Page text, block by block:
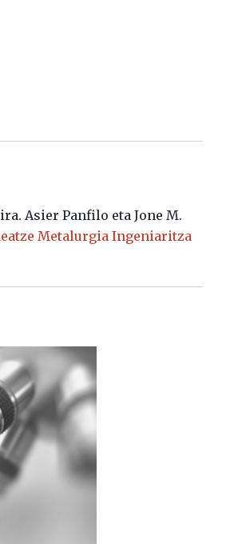
Asier Panfilo eta Jone M.
Metalurgia Ingeniaritza